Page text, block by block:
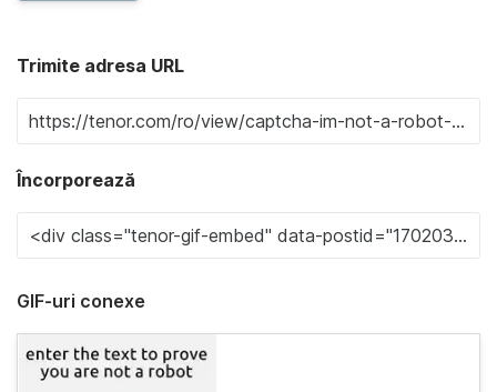
Trimite adresa URL
Încorporează
GIF-uri conexe